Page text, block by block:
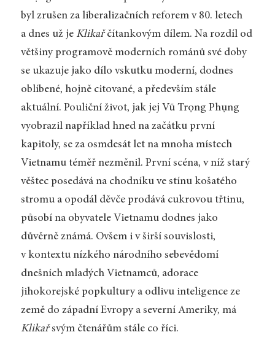
byl zrušen za liberalizačních reforem v 80. letech
a dnes už je Klikařčítankovým dílem. Na rozdíl od
většiny programově moderních románů své doby
se ukazuje jako dílo vskutku moderní, dodnes
oblíbené, hojně citované, a především stále
aktuální. Pouliční život, jak jej Vũ Trọng Phụng
vyobrazil například hned na začátku první
kapitoly, se za osmdesát let na mnoha místech
Vietnamu téměř nezměnil. První scéna, v níž starý
věštec posedává na chodníku ve stínu košatého
stromu a opodál děvče prodává cukrovou třtinu,
působí na obyvatele Vietnamu dodnes jako
důvěrně známá. Ovšem i v širší souvislosti,
v kontextu nízkého národního sebevědomí
dnešních mladých Vietnamců, adorace
jihokorejské popkultury a odlivu inteligence ze
země do západní Evropy a severní Ameriky, má
Klikařsvým čtenářům stále co říci.